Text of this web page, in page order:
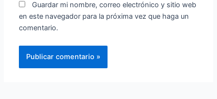
Guardar mi nombre, correo electrónico y sitio web
en este navegador para la próxima vez que haga un
comentario.